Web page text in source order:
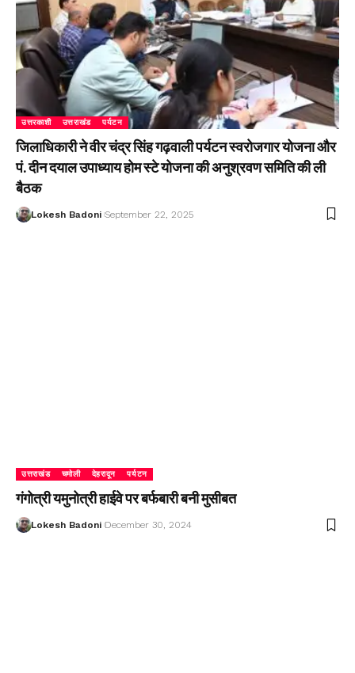
उत्तरकाशी उत्तराखंड पर्यटन
जिलाधिकारी ने वीर चंद्र सिंह गढ़वाली पर्यटन स्वरोजगार योजना और
पं. दीन दयाल उपाध्याय होम स्टे योजना की अनुश्रवण समिति की ली
बैठक
Lokesh Badoni September 22, 2025
उत्तराखंड चमोली देहरादून पर्यटन
गंगोत्री यमुनोत्री हाईवे पर बर्फबारी बनी मुसीबत
Lokesh Badoni December 30, 2024